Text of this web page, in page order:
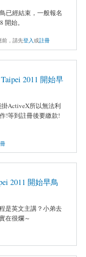
已經結束，一般報名
開始。
前，請先登入或註冊
2011 開始早
ActiveX所以無法利
!等到註冊後要繳款!
2011 開始早鳥
是英文主講？小弟去
在很爛～